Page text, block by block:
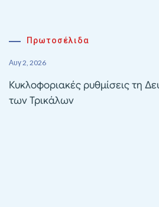
Πρωτοσέλιδα
Αυγ 2, 2026
Κυκλοφοριακές ρυθμίσεις τη
των Τρικάλων